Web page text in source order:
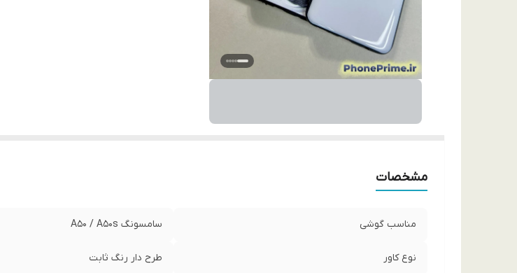
مشخصات
مناسب گوشی سامسونگ A50 / A50s
نوع کاور طرح دار رنگ ثابت